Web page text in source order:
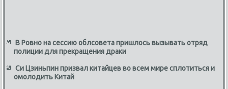
В Ровно на сессию облсовета пришлось вызывать отряд
полиции для прекращения драки
Си Цзиньпин призвал китайцев во всем мире сплотиться и
омолодить Китай